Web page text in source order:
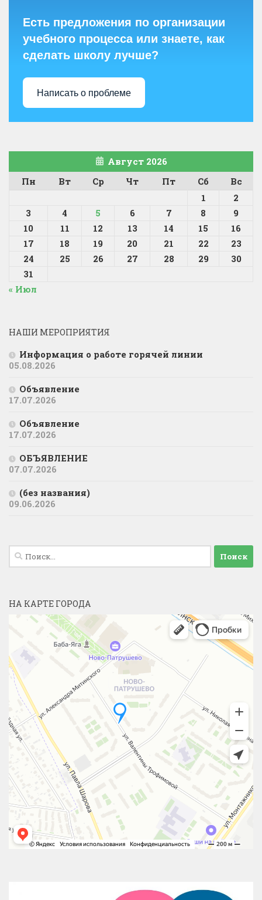
Есть предложения по организации
учебного процесса или знаете, как
сделать школу лучше?
Написать о проблеме
Август 2026
Пн
Вт Ср Чт Пт Сб
Вс
1
2
3
4 5 6 7 8
9
10
11 12 13 14 15
16
17
18 19 20 21 22
23
24
25 26 27 28 29
30
31
« Июл
НАШИ МЕРОПРИЯТИЯ
Информация о работе горячей линии
05.08.2026
Объявление
17.07.2026
Объявление
17.07.2026
ОБЪЯВЛЕНИЕ
07.07.2026
(без названия)
09.06.2026
Найти:
НА КАРТЕ ГОРОДА